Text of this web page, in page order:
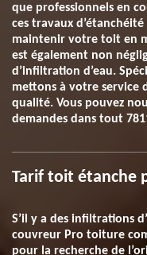
que professionnels en
ces travaux
maintenir votre toit en
est également non
d’infiltration d’eau.
mettons à votre service
qualité. Vous pouvez
demandes dans tout
Tarif toit étanche
S’il y a des infiltrations
couvreur Pro toiture
pour la recherche de